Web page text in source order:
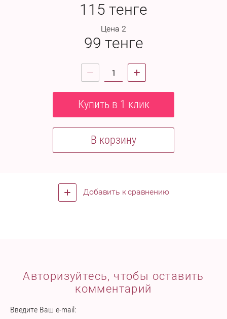
115 тенге
Цена 2
99 тенге
Купить в 1 клик
В корзину
Добавить к сравнению
Авторизуйтесь, чтобы оставить
комментарий
Введите Ваш e-mail: